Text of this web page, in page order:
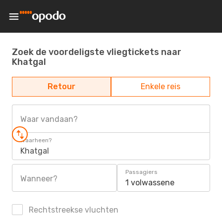
Zoek de voordeligste vliegtickets naar
Khatgal
Retour Enkele reis
Waar vandaan?
Waarheen?
Khatgal
Wanneer?
Passagiers
1 volwassene
Rechtstreekse vluchten